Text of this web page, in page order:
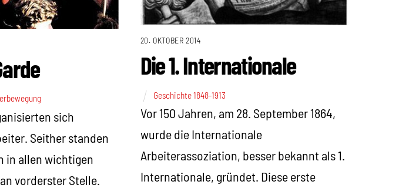
sich
Seither standen
in allen wichtigen
vorderster Stelle.
20. OKTOBER 2014
Die 1. Internationale
Geschichte 1848-1913
Vor 150 Jahren, am 28. September 1864,
wurde die Internationale
Arbeiterassoziation, besser bekannt als 1.
Internationale, gründet. Diese erste